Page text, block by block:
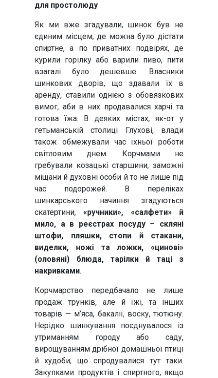
для простолюду
Як ми вже згадували, шинок був не
єдиним місцем, де можна було дістати
спиртне, а по приватних подвірях, де
курили горілку або варили пиво, пити
взагалі було дешевше. Власники
шинкових дворів, що здавали їх в
аренду, ставили однією з обовязкових
вимог, аби в них продавалися харчі та
готова їжа. В деяких містах, як-от у
гетьманській столиці Глухові, влади
також обмежували час їхньої роботи
світловим днем. Корчмами не
гребували козацькі старшини, заможні
міщани й духовні особи й то не лише під
час подорожей. В переліках
шинкарського начиння згадуються
скатертини,«ручники», «салфети» й
мило, а в реєстрах посуду – скляні
штофи, пляшки, стопи й стакани,
виделки, ножі та ложки, «цинові»
(оловяні) блюда, тарілки й таці з
накривками.
Корчмарство передбачало не лише
продаж трунків, але й їжі, та інших
товарів — м’яса, бакалії, воску, тютюну.
Нерідко шинкування поєднувалося із
утриманням городу або саду,
вирощуванням дрібної домашньої птиці
й худоби, що спродувалися тут таки.
Закупками продуктів і спиртного, якщо